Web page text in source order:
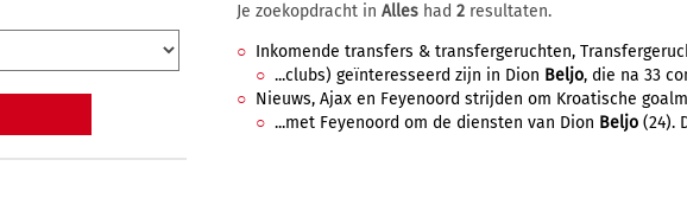
Je zoekopdracht in Alles had 2 resultaten.
Inkomende transfers & transfergeruchten,
...clubs) geïnteresseerd zijn in Dion Beljo, die na 33
Nieuws, Ajax en Feyenoord strijden om Kroatische
...met Feyenoord om de diensten van Dion Beljo (24).